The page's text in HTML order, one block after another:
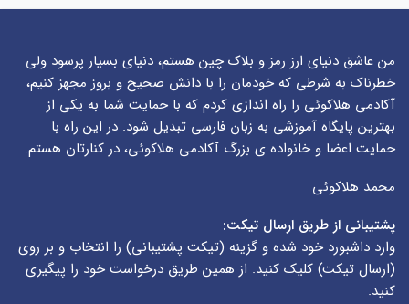
من عاشق دنیای ارز رمز و بلاک چین هستم، دنیای بسیار پرسود ولی
خطرناک به شرطی که خودمان را با دانش صحیح و بروز مجهز کنیم،
آکادمی هلاکوئی را راه اندازی کردم که با حمایت شما به یکی از
بهترین پایگاه آموزشی به زبان فارسی تبدیل شود. در این راه با
حمایت اعضا و خانواده ی بزرگ آکادمی هلاکوئی، در کنارتان هستم.
محمد هلاکوئی
پشتیبانی از طریق ارسال تیکت:
وارد داشبورد خود شده و گزینه (تیکت پشتیبانی) را انتخاب و بر روی
(ارسال تیکت) کلیک کنید. از همین طریق درخواست خود را پیگیری
کنید.